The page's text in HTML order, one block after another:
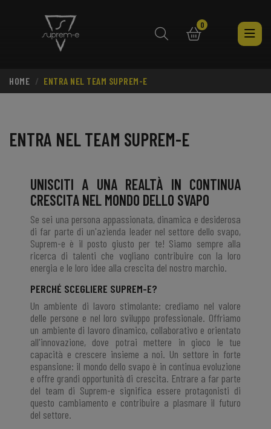
0
HOME ENTRA NEL TEAM SUPREM-E
ENTRA NEL TEAM SUPREM-E
UNISCITI A UNA REALTÀ IN CONTINUA
CRESCITA NEL MONDO DELLO SVAPO
Se sei una persona appassionata, dinamica e desiderosa
di far parte di un'azienda leader nel settore dello svapo,
Suprem-e è il posto giusto per te! Siamo sempre alla
ricerca di talenti che vogliano contribuire con la loro
energia e le loro idee alla crescita del nostro marchio.
PERCHÉ SCEGLIERE SUPREM-E?
Un ambiente di lavoro stimolante: crediamo nel valore
delle persone e nel loro sviluppo professionale. Offriamo
un ambiente di lavoro dinamico, collaborativo e orientato
all'innovazione, dove potrai mettere in gioco le tue
capacità e crescere insieme a noi. Un settore in forte
espansione: il mondo dello svapo è in continua evoluzione
e offre grandi opportunità di crescita. Entrare a far parte
del team di Suprem-e significa essere protagonisti di
questo cambiamento e contribuire a plasmare il futuro
del settore.